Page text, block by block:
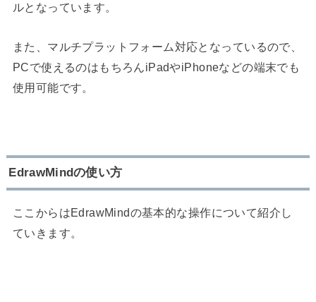
ルとなっています。
また、マルチプラットフォーム対応となっているので、
PCで使えるのはもちろんiPadやiPhoneなどの端末でも
使用可能です。
EdrawMindの使い方
ここからはEdrawMindの基本的な操作について紹介し
ていきます。